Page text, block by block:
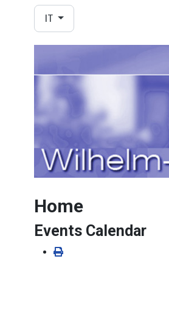
Seleziona la tua lingua
IT
Home
Events Calendar